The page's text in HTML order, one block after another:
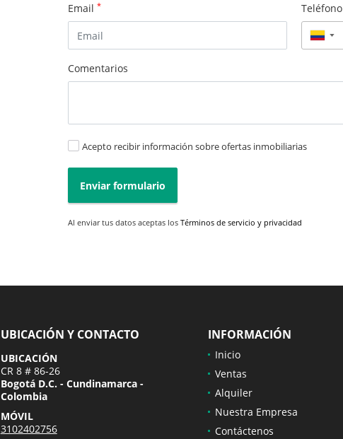
Email * Teléfono
▼
Comentarios
Acepto recibir información sobre ofertas inmobiliarias
Enviar formulario
Al enviar tus datos aceptas los Términos de servicio y privacidad
UBICACIÓN Y CONTACTO
UBICACIÓN
CR 8 # 86-26
Bogotá D.C. - Cundinamarca -
Colombia
MÓVIL
3102402756
INFORMACIÓN
Inicio
Ventas
Alquiler
Nuestra Empresa
Contáctenos